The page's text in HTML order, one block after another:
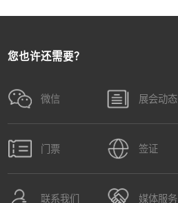
您也许还需要？
微信 展会动态
门票 签证
联系我们 媒体服务